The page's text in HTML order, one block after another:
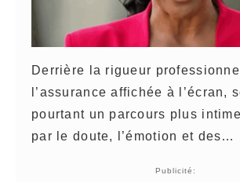
Derrière la rigueur
l’assurance affichée à l’écran,
pourtant un parcours plus
par le doute, l’émotion et des…
Publicité: